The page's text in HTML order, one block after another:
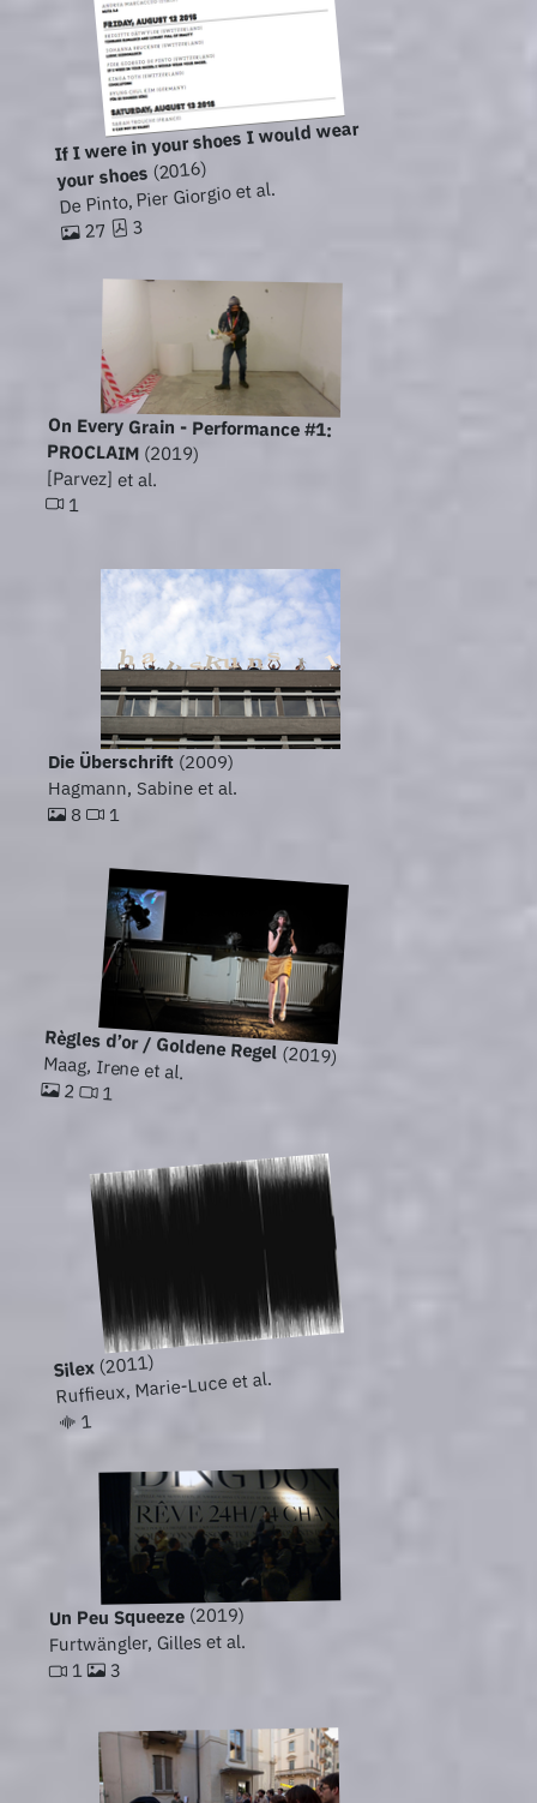
If I were in your shoes I would wear
your shoes(2016)
De Pinto, Pier Giorgio et al.
27 3
On Every Grain - Performance #1:
PROCLAIM (2019)
[Parvez] et al.
1
Die Überschrift (2009)
Hagmann, Sabine et al.
8
1
Règles d’or / Goldene Regel(2019)
Maag, Irene et al.
2 1
Silex(2011)
Ruffieux, Marie-Luce et al.
1
Un Peu Squeeze(2019)
Furtwängler, Gilles et al.
1 3